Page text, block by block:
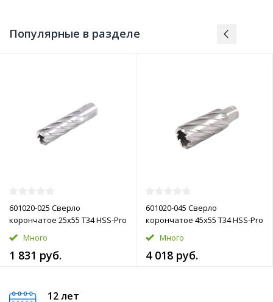
Популярные в разделе
601020-025 Сверло
корончатое 25х55 T34 HSS-Pro
Много
1 831 руб.
601020-045 Сверло
корончатое 45х55 T34 HSS-Pro
Много
4 018 руб.
12 лет